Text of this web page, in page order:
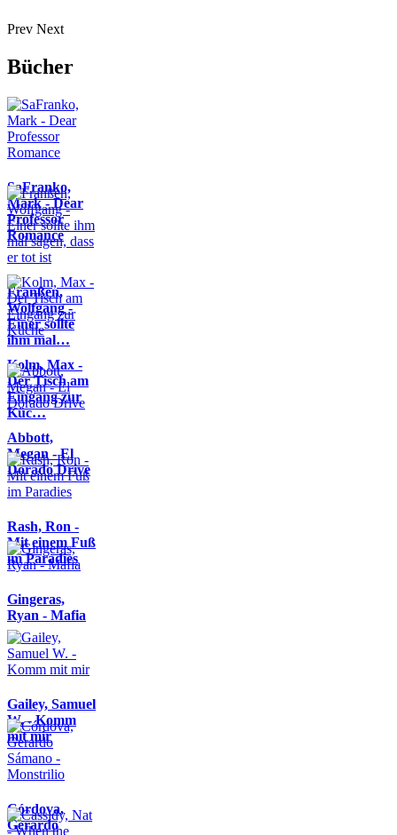
Prev Next
Bücher
SaFranko,
Mark - Dear
Professor
Romance
Franßen,
Wolfgang -
Einer sollte
ihm mal…
Kolm, Max -
Der Tisch am
Eingang zur
Küc…
Abbott,
Megan - El
Dorado Drive
Rash, Ron -
Mit einem Fuß
im Paradies
Gingeras,
Ryan - Mafia
Gailey, Samuel
W. - Komm
mit mir
Córdova,
Gerardo